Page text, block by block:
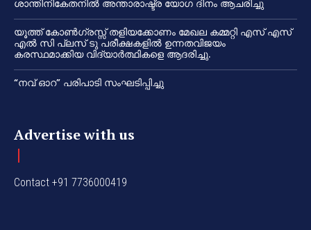
ശാന്തിനികേതനിൽ അന്താരാഷ്ട്ര യോഗ ദിനം ആചരിച്ചു
യൂത്ത് കോൺഗ്രസ്സ് തളിയക്കോണം മേഖല കമ്മറ്റി എസ് എസ്
എൽ സി പ്ലസ് ടു പരീക്ഷകളിൽ ഉന്നതവിജയം
കരസ്ഥമാക്കിയ വിദ്യാർത്ഥികളെ ആദരിച്ചു.
“നവ് ഓറ” പരിപാടി സംഘടിപ്പിച്ചു
Advertise with us
Contact +91 7736000419